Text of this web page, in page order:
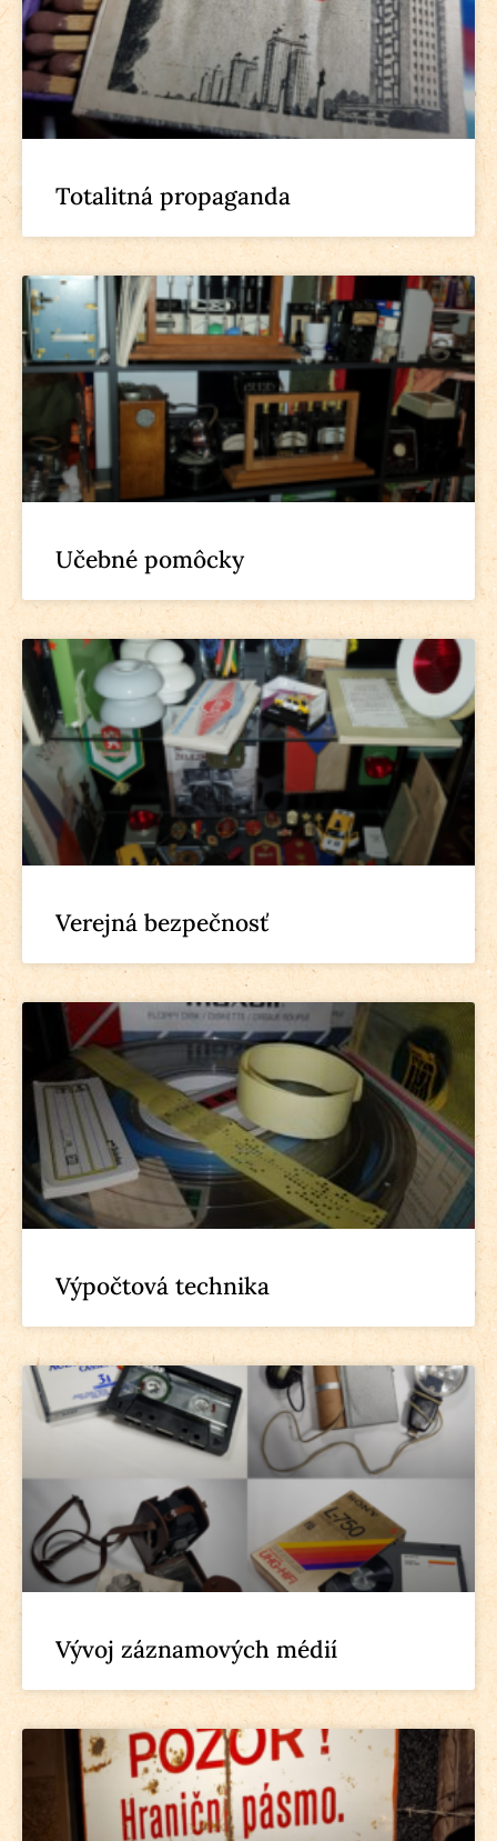
Totalitná propaganda
Učebné pomôcky
Verejná bezpečnosť
Výpočtová technika
Vývoj záznamových médií